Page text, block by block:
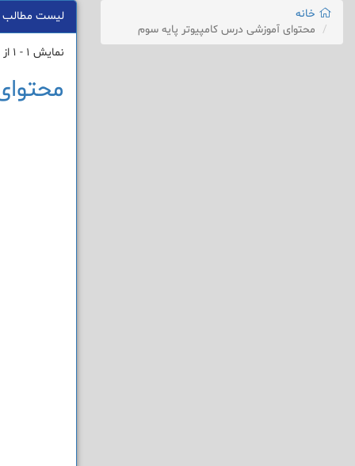
لیست مطالب
نمایش 1 - 1 از 1 نتیجه
خانه
محتوای آموزشی درس کامپیوتر پایه سوم